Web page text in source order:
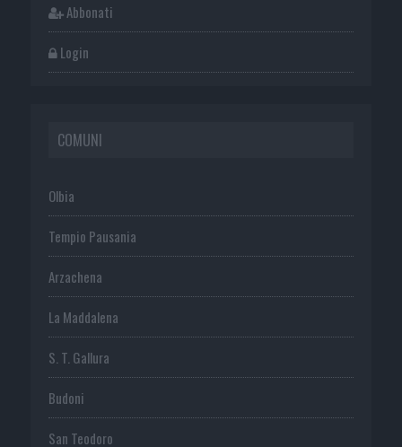
Abbonati
Login
COMUNI
Olbia
Tempio Pausania
Arzachena
La Maddalena
S. T. Gallura
Budoni
San Teodoro